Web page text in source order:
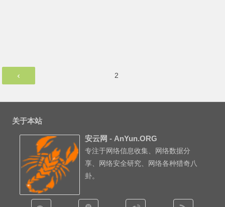
章
2
关于本站
安云网 - AnYun.ORG
专注于网络信息收集、网络数据分
享、网络安全研究、网络各种猎奇八
卦。